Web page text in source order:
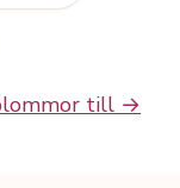
till →